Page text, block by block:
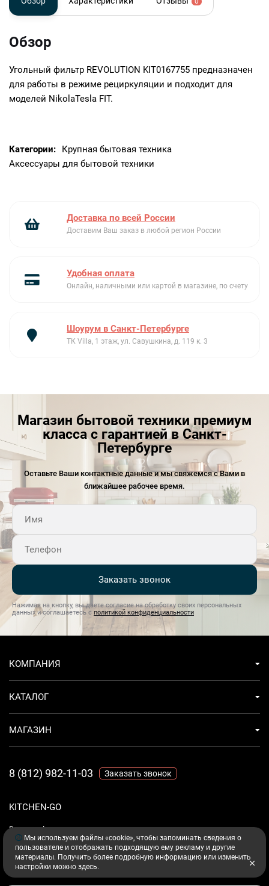
Обзор
Угольный фильтр REVOLUTION KIT0167755 предназначен
для работы в режиме рециркуляции и подходит для
моделей NikolaTesla FIT.
Категории:
Крупная бытовая техника
Аксессуары для бытовой техники
Доставка по всей России
Доставим Ваш заказ в любой регион России
Удобная оплата
Онлайн, наличными или картой в магазине, по счету
Шоурум в Санкт-Петербурге
ТК Villa, 1 этаж, ул. Савушкина, д. 119 к. 3
Магазин бытовой техники премиум
класса с гарантией в Санкт-
Петербурге
Оставьте Ваши контактные данные и мы свяжемся с Вами в
ближайшее рабочее время.
Заказать звонок
Нажимая на кнопку, вы даете согласие на обработку своих персональных
данных и соглашаетесь с политикой конфиденциальности
KITCHEN-GO
Ваш комфорт - дело техники.
КОМПАНИЯ
КАТАЛОГ
МАГАЗИН
8 (812) 982-11-03 Заказать звонок
Мы используем файлы «cookie», чтобы запоминать сведения о
пользователе и отображать подходящую ему рекламу и другие
материалы. Получить более подробную информацию или изменить
настройки можно здесь.